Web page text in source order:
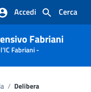
Cerca
Accedi
Fabriani
Fabriani -
/ Delibera